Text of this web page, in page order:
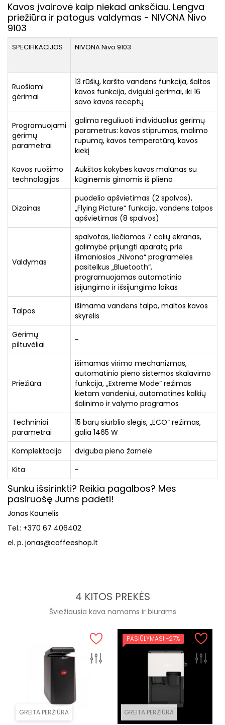
Kavos įvairovė kaip niekad anksčiau. Lengva
priežiūra ir patogus valdymas - NIVONA Nivo
9103
SPECIFIKACIJOS NIVONA Nivo 9103
Ruošiami
gėrimai
13 rūšių, karšto vandens funkcija, šaltos
kavos funkcija, dvigubi gėrimai, iki 16
savo kavos receptų
Programuojami
gėrimų
parametrai
galima reguliuoti individualius gėrimų
parametrus: kavos stiprumas, malimo
rupumą, kavos temperatūrą, kavos
kiekį
Kavos ruošimo
technologijos
Aukštos kokybės kavos malūnas su
kūginėmis girnomis iš plieno
Dizainas
puodelio apšvietimas (2 spalvos),
„Flying Picture“ funkcija, vandens talpos
apšvietimas (8 spalvos)
Valdymas
spalvotas, liečiamas 7 colių ekranas,
galimybė prijungti aparatą prie
išmaniosios „Nivona“ programėlės
pasitelkus „Bluetooth“,
programuojamas automatinio
įsijungimo ir išsijungimo laikas
Talpos
išimama vandens talpa, maltos kavos
skyrelis
Gėrimų
piltuvėliai
-
Priežiūra
išimamas virimo mechanizmas,
automatinio pieno sistemos skalavimo
funkcija, „Extreme Mode“ režimas
kietam vandeniui, automatinės kalkių
šalinimo ir valymo programos
Techniniai
parametrai
15 barų siurblio slėgis, „ECO“ režimas,
galia 1465 W
Komplektacija
dviguba pieno žarnelė
Kita
-
Sunku išsirinkti? Reikia pagalbos? Mes
pasiruošę Jums padėti!
Jonas Kaunelis
Tel.: +370 67 406402
el. p. jonas@coffeeshop.lt
4 KITOS PREKĖS
Šviežiausia kava namams ir biurams
GREITA PERŽIŪRA GREITA PERŽIŪRA
PASIŪLYMAS! −27%